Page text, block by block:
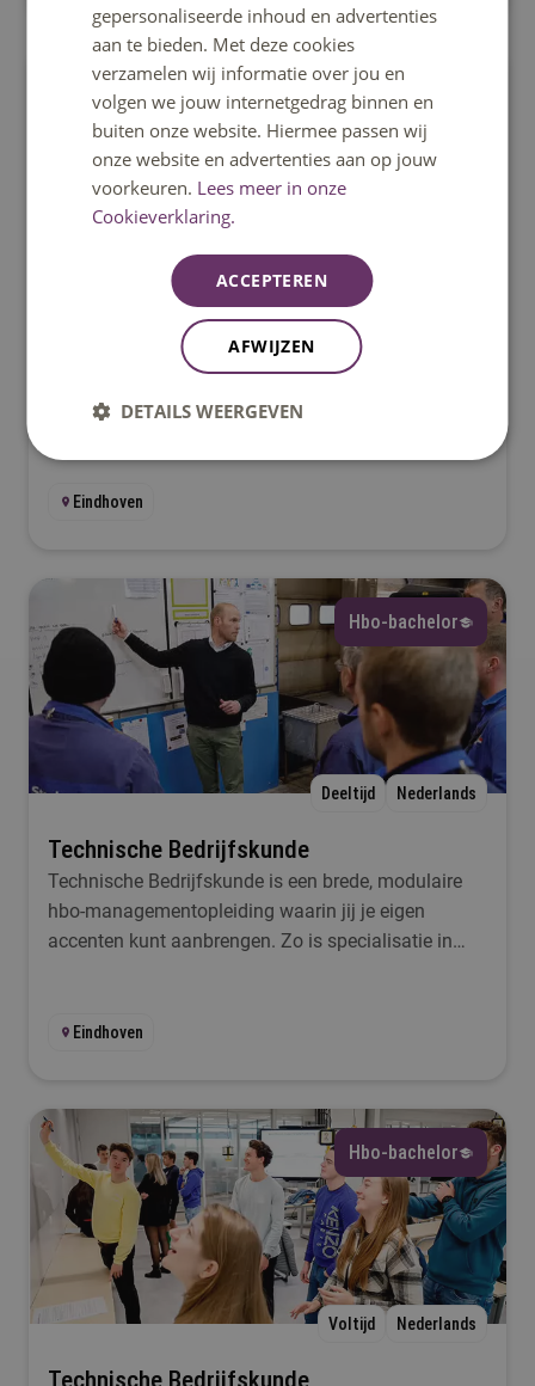
Hbo-bachelor
Voltijd
Bij Sportkunde ontdek je de kracht van sport en
bewegen voor gezondheid en welzijn. Je leert hoe je
jong en oud kunt helpen aan een actieve en gezonde
Eindhoven
Hbo-bachelor
Deeltijd Nederlands
Technische Bedrijfskunde
Technische Bedrijfskunde is een brede, modulaire
hbo-managementopleiding waarin jij je eigen
accenten kunt aanbrengen. Zo is specialisatie in
Eindhoven
Hbo-bachelor
Voltijd Nederlands
Technische Bedrijfskunde
gepersonaliseerde inhoud en advertenties
aan te bieden. Met deze cookies
verzamelen wij informatie over jou en
volgen we jouw internetgedrag binnen en
buiten onze website. Hiermee passen wij
onze website en advertenties aan op jouw
voorkeuren. Lees meer in onze
Cookieverklaring.
ACCEPTEREN
AFWIJZEN
DETAILS WEERGEVEN